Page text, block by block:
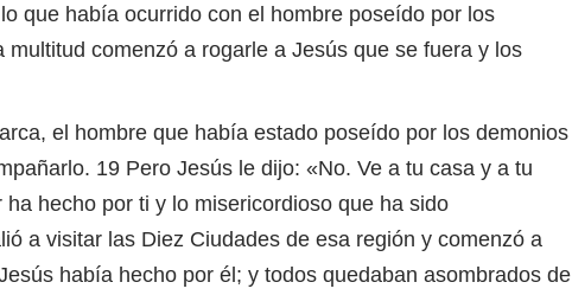
que había ocurrido con el hombre poseído por los
comenzó a rogarle a Jesús que se fuera y los
el hombre que había estado poseído por los demonios
19 Pero Jesús le dijo: «No. Ve a tu casa y a tu
hecho por ti y lo misericordioso que ha sido
a visitar las Diez Ciudades de esa región y comenzó a
había hecho por él; y todos quedaban asombrados de